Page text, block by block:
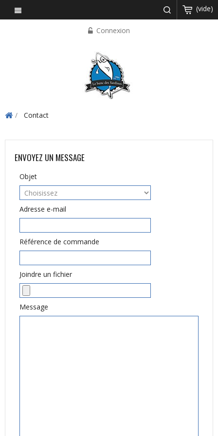
(vide)
Connexion
Contact
ENVOYEZ UN MESSAGE
Objet
Adresse e-mail
Référence de commande
Joindre un fichier
Message